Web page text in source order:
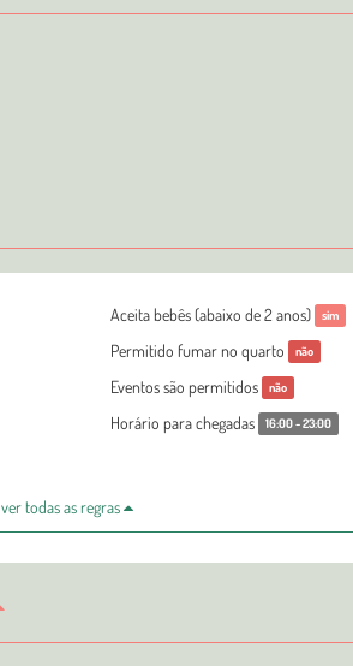
Aceita bebês (abaixo de 2 anos) sim
Permitido fumar no quarto não
Eventos são permitidos não
Horário para chegadas 16:00 - 23:00
ver todas as regras